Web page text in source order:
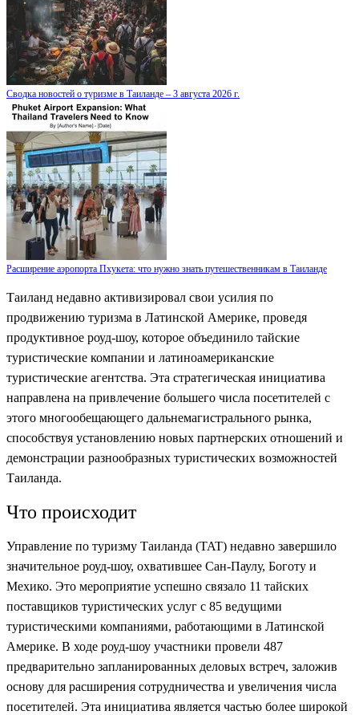
Сводка новостей о туризме в Таиланде – 3 августа 2026 г.
Расширение аэропорта Пхукета: что нужно знать путешественникам в Таиланде
Таиланд недавно активизировал свои усилия по
продвижению туризма в Латинской Америке, проведя
продуктивное роуд-шоу, которое объединило тайские
туристические компании и латиноамериканские
туристические агентства. Эта стратегическая инициатива
направлена на привлечение большего числа посетителей с
этого многообещающего дальнемагистрального рынка,
способствуя установлению новых партнерских отношений и
демонстрации разнообразных туристических возможностей
Таиланда.
Что происходит
Управление по туризму Таиланда (TAT) недавно завершило
значительное роуд-шоу, охватившее Сан-Паулу, Боготу и
Мехико. Это мероприятие успешно связало 11 тайских
поставщиков туристических услуг с 85 ведущими
туристическими компаниями, работающими в Латинской
Америке. В ходе роуд-шоу участники провели 487
предварительно запланированных деловых встреч, заложив
основу для расширения сотрудничества и увеличения числа
посетителей. Эта инициатива является частью более широкой